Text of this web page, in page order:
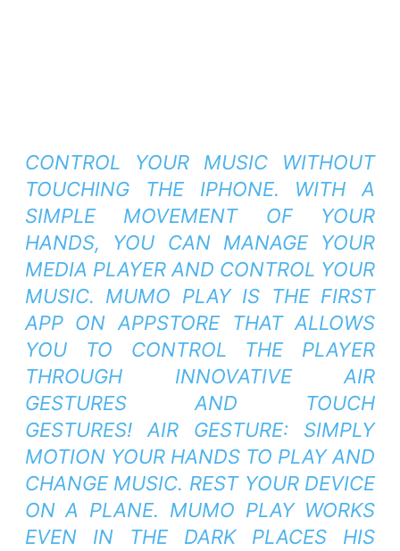
CONTROL YOUR MUSIC WITHOUT
TOUCHING THE IPHONE. WITH A
SIMPLE MOVEMENT OF YOUR
HANDS, YOU CAN MANAGE YOUR
MEDIA PLAYER AND CONTROL YOUR
MUSIC. MUMO PLAY IS THE FIRST
APP ON APPSTORE THAT ALLOWS
YOU TO CONTROL THE PLAYER
THROUGH INNOVATIVE AIR
GESTURES AND TOUCH
GESTURES! AIR GESTURE: SIMPLY
MOTION YOUR HANDS TO PLAY AND
CHANGE MUSIC. REST YOUR DEVICE
ON A PLANE. MUMO PLAY WORKS
EVEN IN THE DARK PLACES HIS